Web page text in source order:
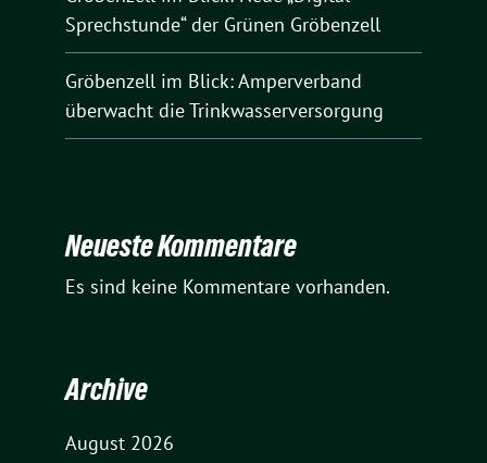
Sprechstunde“ der Grünen Gröbenzell
Gröbenzell im Blick: Amperverband
überwacht die Trinkwasserversorgung
Neueste Kommentare
Es sind keine Kommentare vorhanden.
Archive
August 2026